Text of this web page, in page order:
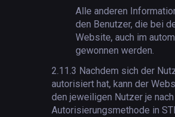
Alle anderen
den Benutzer, die bei
Website, auch im
gewonnen werden.
2.11.3 Nachdem sich der
autorisiert hat, kann der
den jeweiligen Nutzer je
Autorisierungsmethode in